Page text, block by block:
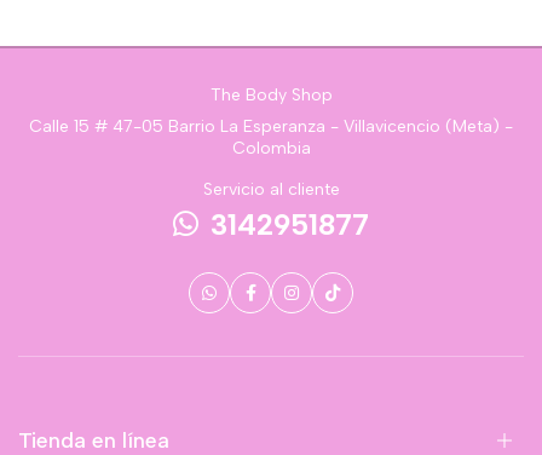
The Body Shop
Calle 15 # 47-05 Barrio La Esperanza - Villavicencio (Meta) -
Colombia
Servicio al cliente
3142951877
Tienda en línea